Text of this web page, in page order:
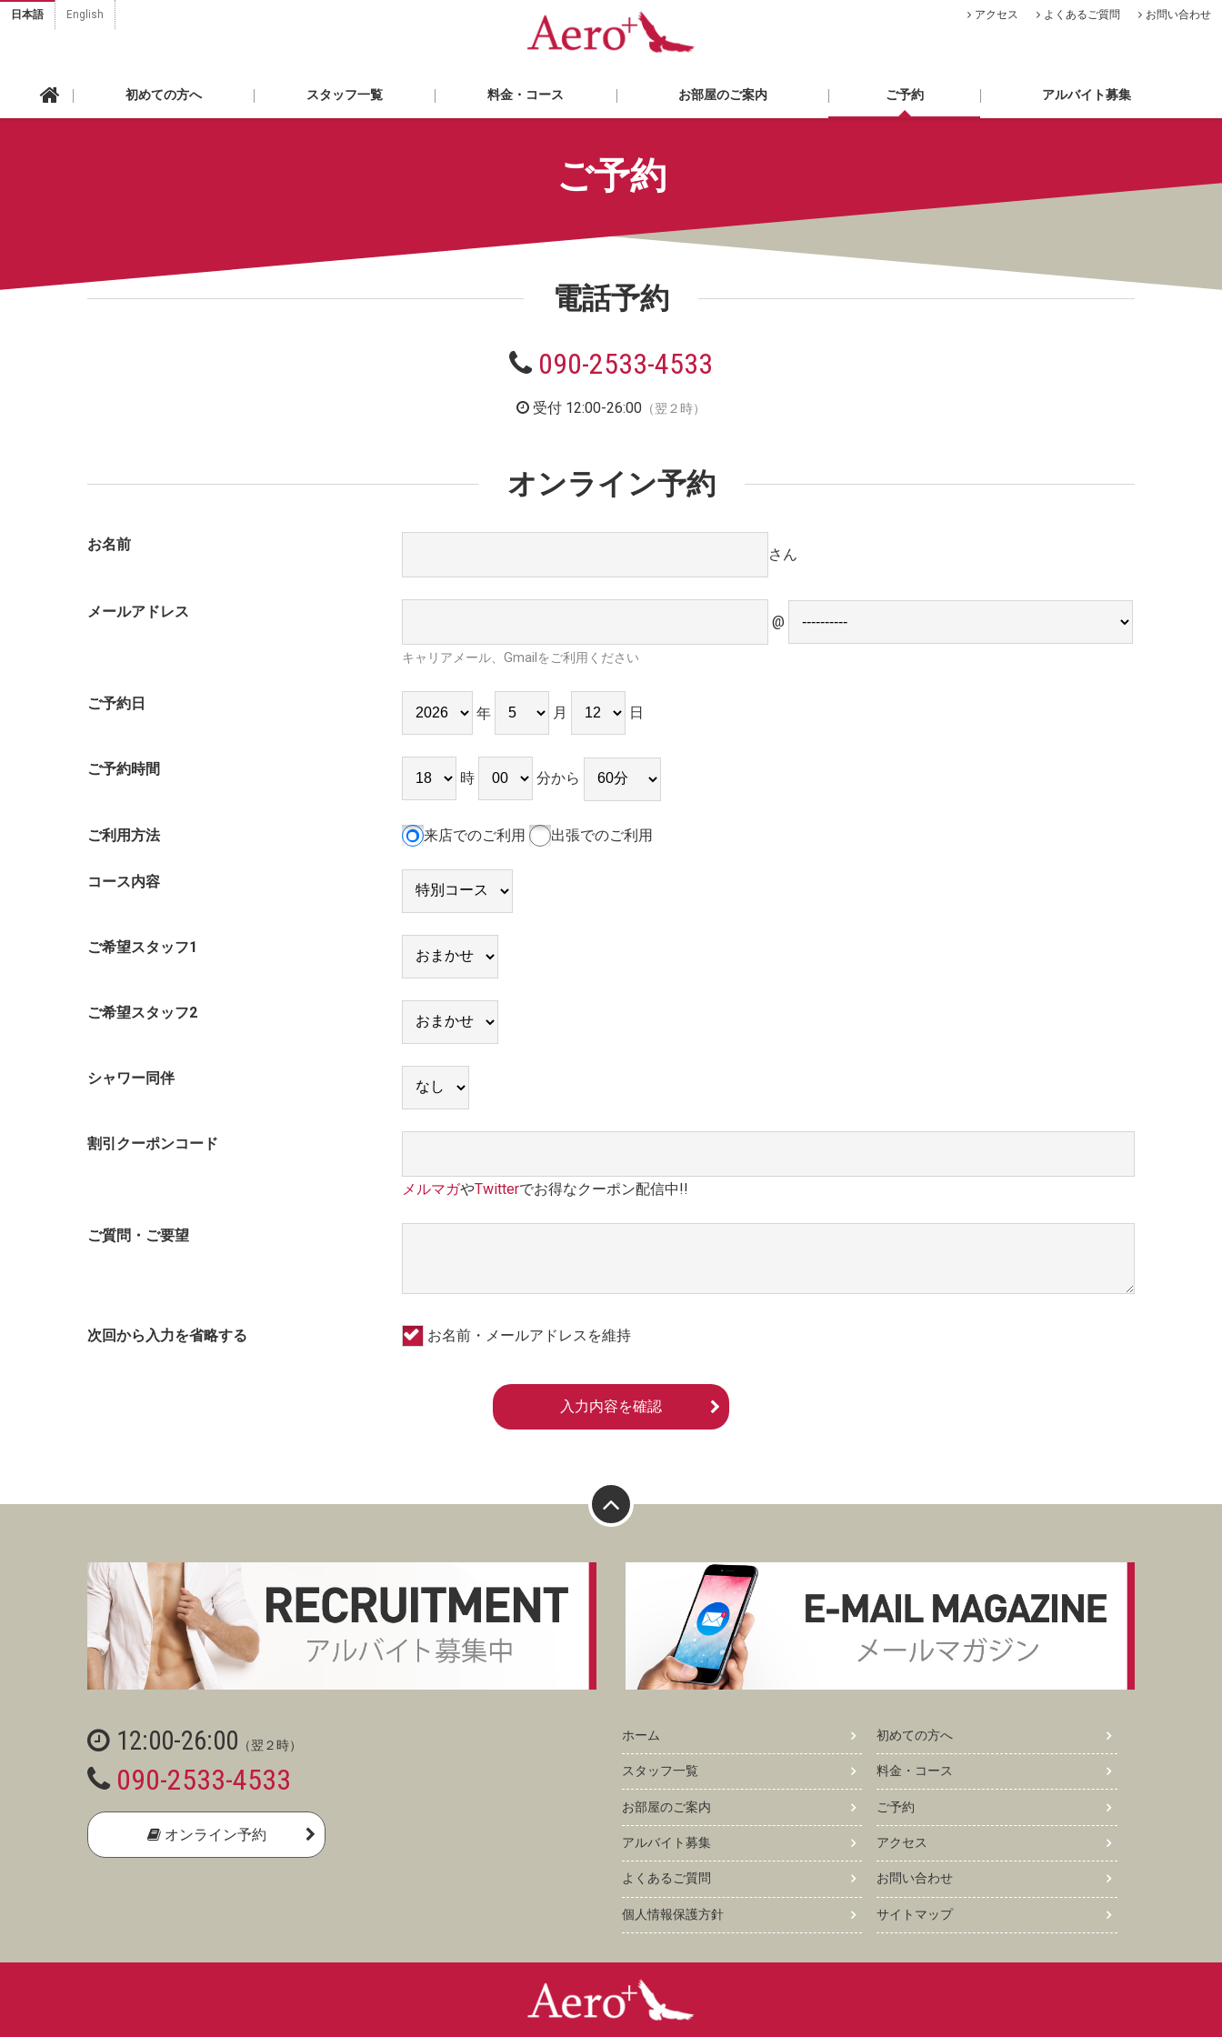
初めての方へ スタッフ一覧 料金・コース お部屋のご案内 ご予約 アルバイト募集
アクセス よくあるご質問 お問い合わせ
日本語 English
ご予約
電話予約
090-2533-4533
受付 12:00-26:00 （翌２時）
オンライン予約
お名前
さん
メールアドレス
@
キャリアメール、Gmailをご利用ください
ご予約日
年 月 日
ご予約時間
時 分から
ご利用方法 来店でのご利用 出張でのご利用
コース内容
ご希望スタッフ1
ご希望スタッフ2
シャワー同伴
割引クーポンコード
メルマガやTwitterでお得なクーポン配信中!!
ご質問・ご要望
次回から入力を省略する お名前・メールアドレスを維持
入力内容を確認
12:00-26:00 （翌２時）
090-2533-4533
オンライン予約
ホーム 初めての方へ
スタッフ一覧 料金・コース
お部屋のご案内 ご予約
アルバイト募集 アクセス
よくあるご質問 お問い合わせ
個人情報保護方針 サイトマップ